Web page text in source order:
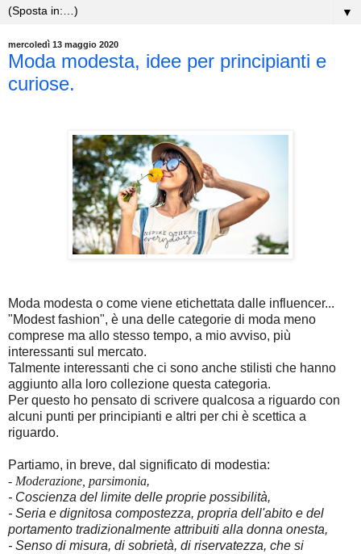
▼
mercoledì 13 maggio 2020
Moda modesta, idee per principianti e
curiose.
Moda modesta o come viene etichettata dalle influencer...
"Modest fashion", è una delle categorie di moda meno
comprese ma allo stesso tempo, a mio avviso, più
interessanti sul mercato.
Talmente interessanti che ci sono anche stilisti che hanno
aggiunto alla loro collezione questa categoria.
Per questo ho pensato di scrivere qualcosa a riguardo con
alcuni punti per principianti e altri per chi è scettica a
riguardo.
Partiamo, in breve, dal significato di modestia:
- Moderazione, parsimonia,
- Coscienza del limite delle proprie possibilità,
- Seria e dignitosa compostezza, propria dell'abito e del
portamento tradizionalmente attribuiti alla donna onesta,
- Senso di misura, di sobrietà, di riservatezza, che si